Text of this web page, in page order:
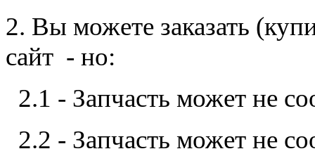
2. Вы можете заказать
сайт - но:
2.1 - Запчасть может не
2.2 - Запчасть может не